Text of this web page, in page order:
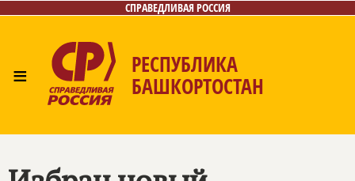
СПРАВЕДЛИВАЯ РОССИЯ
≡ РЕСПУБЛИКА
БАШКОРТОСТАН
Поиск